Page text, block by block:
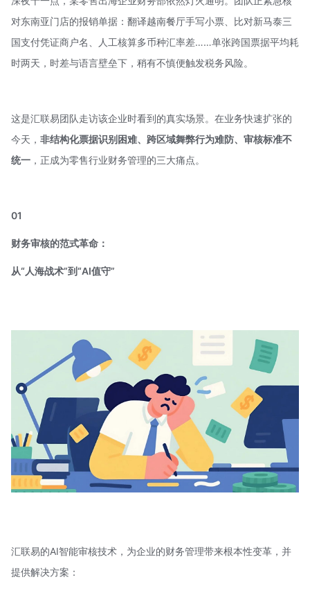
对东南亚门店的报销单据：翻译越南餐厅手写小票、比对新马泰三
国支付凭证商户名、人工核算多币种汇率差……单张跨国票据平均耗
时两天，时差与语言壁垒下，稍有不慎便触发税务风险。
这是汇联易团队走访该企业时看到的真实场景。在业务快速扩张的
今天， 非结构化票据识别困难、跨区域舞弊行为难防、审核标准不
统一 ，正成为零售行业财务管理的三大痛点。
01
财务审核的范式革命：
从“人海战术”到“AI值守”
汇联易的AI智能审核技术，为企业的财务管理带来根本性变革，并
提供解决方案：